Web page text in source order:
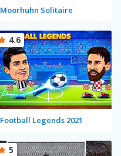
Moorhuhn Solitaire
Football Legends 2021
4.6
5